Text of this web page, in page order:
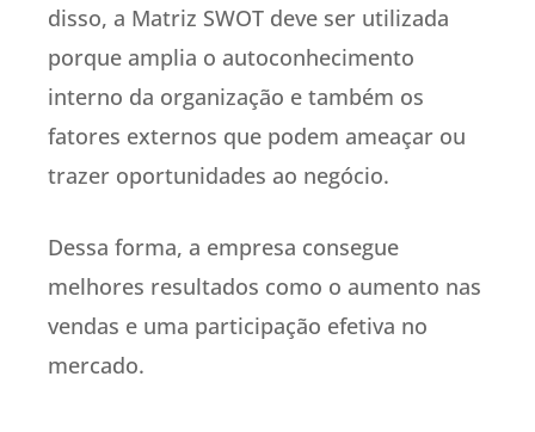
disso, a Matriz SWOT deve ser utilizada
porque amplia o autoconhecimento
interno da organização e também os
fatores externos que podem ameaçar ou
trazer oportunidades ao negócio.
Dessa forma, a empresa consegue
melhores resultados como o aumento nas
vendas e uma participação efetiva no
mercado.